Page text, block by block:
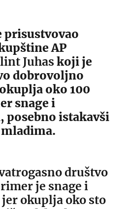
prisustvovao
AP
Juhas koji je
dobrovoljno
oko 100
snage i
posebno istakavši
društvo
je snage i
okuplja oko sto